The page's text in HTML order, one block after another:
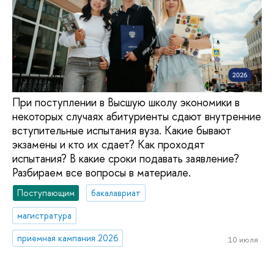
При поступлении в Высшую школу экономики в
некоторых случаях абитуриенты сдают внутренние
вступительные испытания вуза. Какие бывают
экзамены и кто их сдает? Как проходят
испытания? В какие сроки подавать заявление?
Разбираем все вопросы в материале.
Поступающим
бакалавриат
магистратура
приемная кампания 2026
10 июля